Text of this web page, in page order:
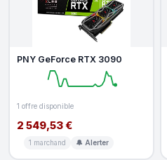
PNY GeForce RTX 3090
1 offre disponible
2 549,53 €
1 marchand 🔔 Alerter